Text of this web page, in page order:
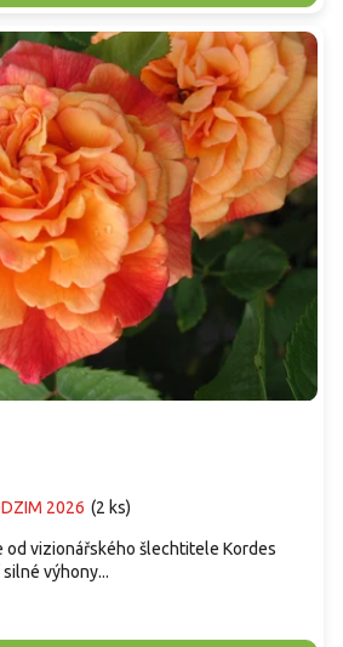
2026 (2 ks)
od vizionářského šlechtitele Kordes
výhony...